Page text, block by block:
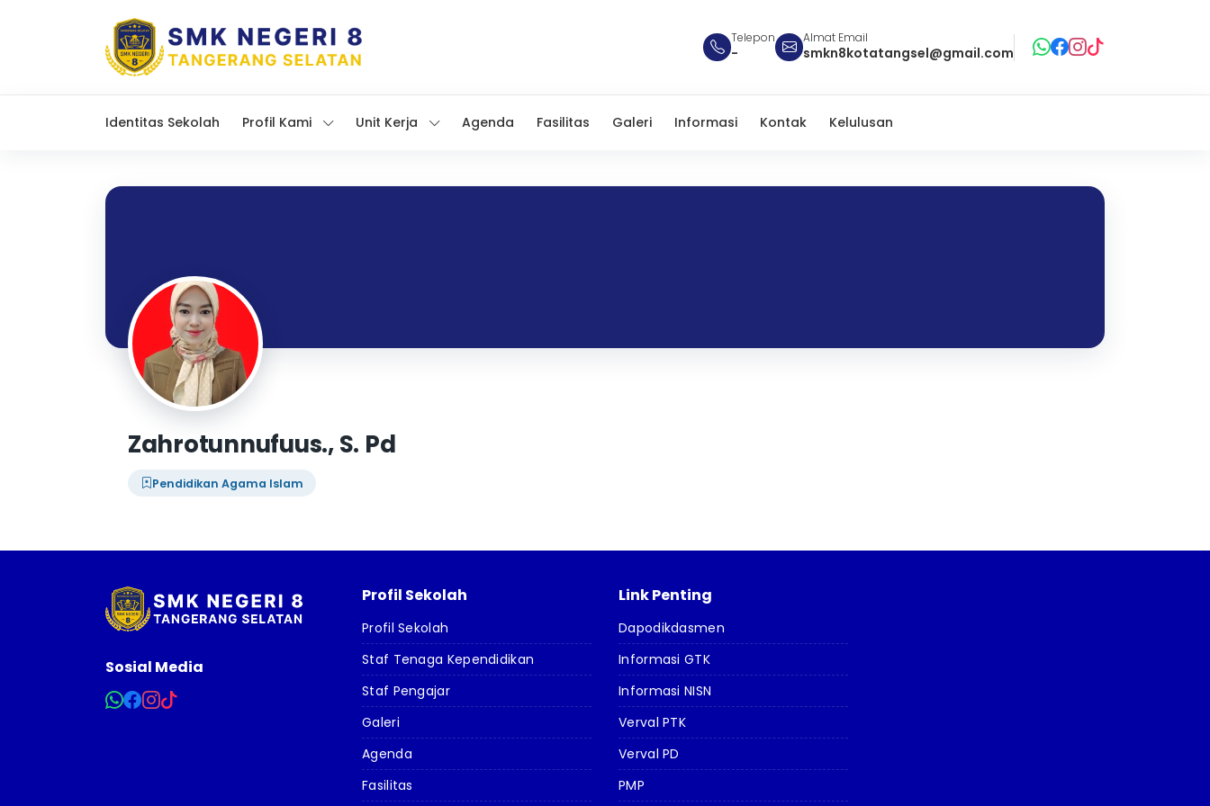
Telepon
-
Almat Email
smkn8kotatangsel@gmail.com
Identitas Sekolah Profil Kami Unit Kerja Agenda Fasilitas Galeri Informasi Kontak Kelulusan
Zahrotunnufuus., S. Pd
Pendidikan Agama Islam
Sosial Media
Profil Sekolah
Profil Sekolah
Staf Tenaga Kependidikan
Staf Pengajar
Galeri
Agenda
Fasilitas
Link Penting
Dapodikdasmen
Informasi GTK
Informasi NISN
Verval PTK
Verval PD
PMP